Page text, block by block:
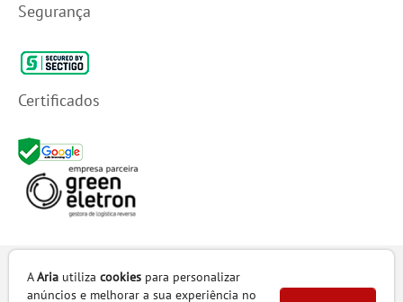
Segurança
Certificados
Em caso de divergência de preços e estoques no site, o valor e disponibilidade
válidos são os da Cesta de Compras. Preços e condições de pagamento exclusivas
para compras via internet e televendas.
AAria utiliza cookies para personalizar
anúncios e melhorar a sua experiência no